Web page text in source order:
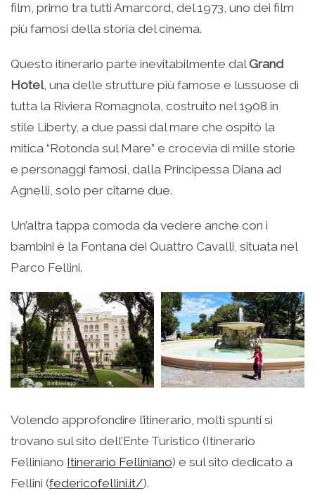
film, primo tra tutti Amarcord, del 1973, uno dei film
più famosi della storia del cinema.
Questo itinerario parte inevitabilmente dalGrand
Hotel, una delle strutture più famose e lussuose di
tutta la Riviera Romagnola, costruito nel 1908 in
stile Liberty, a due passi dal mare che ospitò la
mitica “Rotonda sul Mare” e crocevia di mille storie
e personaggi famosi, dalla Principessa Diana ad
Agnelli, solo per citarne due.
Un’altra tappa comoda da vedere anche con i
bambini è la Fontana dei Quattro Cavalli, situata nel
Parco Fellini.
Volendo approfondire l’itinerario, molti spunti si
trovano sul sito dell’Ente Turistico (Itinerario
Felliniano Itinerario Felliniano) e sul sito dedicato a
Fellini (federicofellini.it/).